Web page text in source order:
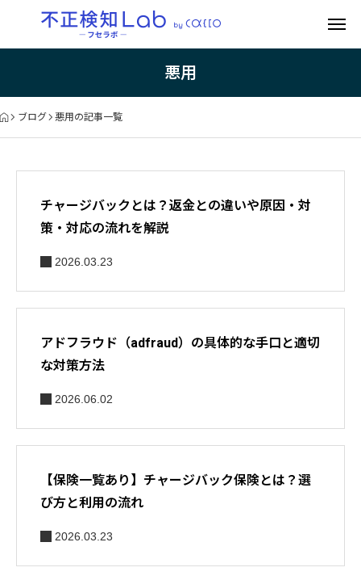
悪用
ブログ 悪用の記事一覧
チャージバックとは？返金との違いや原因・対
策・対応の流れを解説
2026.03.23
アドフラウド（adfraud）の具体的な手口と適切
な対策方法
2026.06.02
【保険一覧あり】チャージバック保険とは？選
び方と利用の流れ
2026.03.23